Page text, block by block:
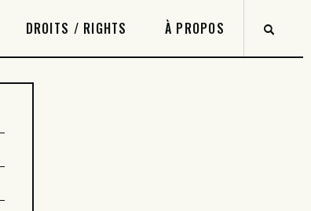
DROITS / RIGHTS À PROPOS